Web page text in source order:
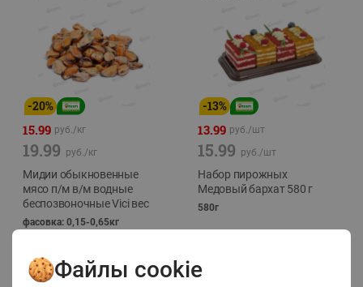
-20%
15.99 руб./кг
19.99 руб./кг
Мидии обыкновенные
мясо п/м в/м водные
беспозвоночные Vici вес
фасовка: 0,15-0,65кг
-13%
13.99 руб./шт
15.99 руб./шт
Набор пирожных
Медовый бархат 580 г
580г
Файлы cookie